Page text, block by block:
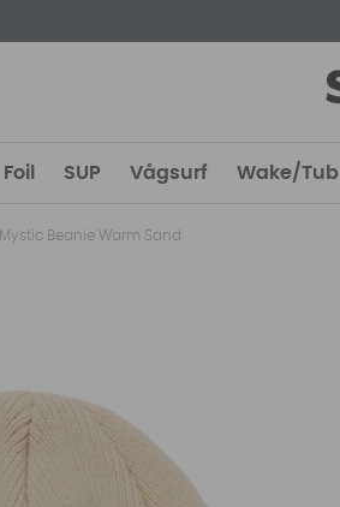
Foil SUP Vågsurf Wake/Tub
Mystic Beanie Warm Sand